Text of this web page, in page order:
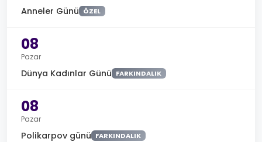
Anneler Günü ÖZEL
08
Pazar
Dünya Kadınlar Günü FARKINDALIK
08
Pazar
Polikarpov günü FARKINDALIK